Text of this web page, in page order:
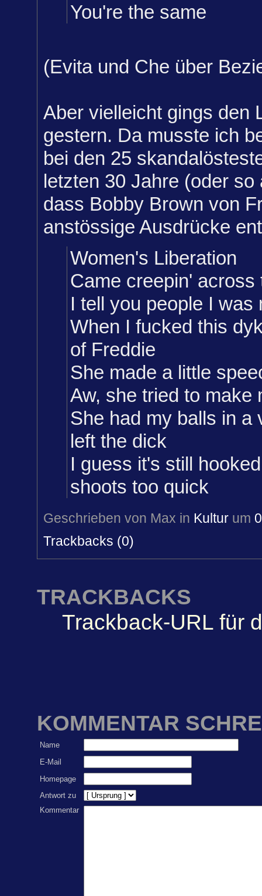
You're the same
(Evita und Che über
Aber vielleicht gings den
gestern. Da musste ich
bei den 25
letzten 30 Jahre (oder
dass Bobby Brown von
anstössige Ausdrücke
Women's Liberation
Came creepin' across
I tell you people I was
When I fucked this
of Freddie
She made a little
Aw, she tried to make
She had my balls in a
left the dick
I guess it's still
shoots too quick
Geschrieben von Max in Kultur um
Trackbacks (0)
TRACKBACKS
Trackback-URL für
KOMMENTAR
Name
E-Mail
Homepage
Antwort zu
Kommentar